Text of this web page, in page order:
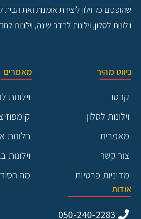
שהופכים כל וילון ליצירת אומנות ואת
וילונות לסלון, וילונות לחדר שינה, וילונות
ניווט מהיר
קבסו
וילונות לסלון
מאמרים
צור קשר
מדיניות פרטיות
מאמרים
וילונות
חלונות
וילונות
מה הסוד
אודות
050-240-2283